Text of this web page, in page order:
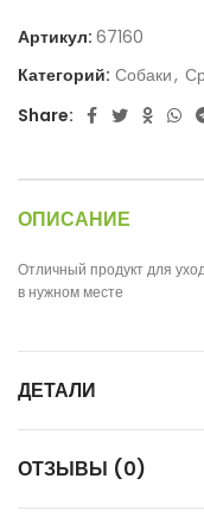
Артикул: 67160
Категорий: Собаки,
Share:
ОПИСАНИЕ
Отличный продукт для
в нужном месте
ДЕТАЛИ
ОТЗЫВЫ (0)